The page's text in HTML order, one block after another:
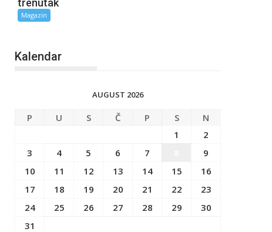
trenutak
Magazin
Kalendar
AUGUST 2026
P U S Č P S
N
1
2
3
4 5 6 7
9
10
11 12 13 14 15
16
17
18 19 20 21 22
23
24
25 26 27 28 29
30
31